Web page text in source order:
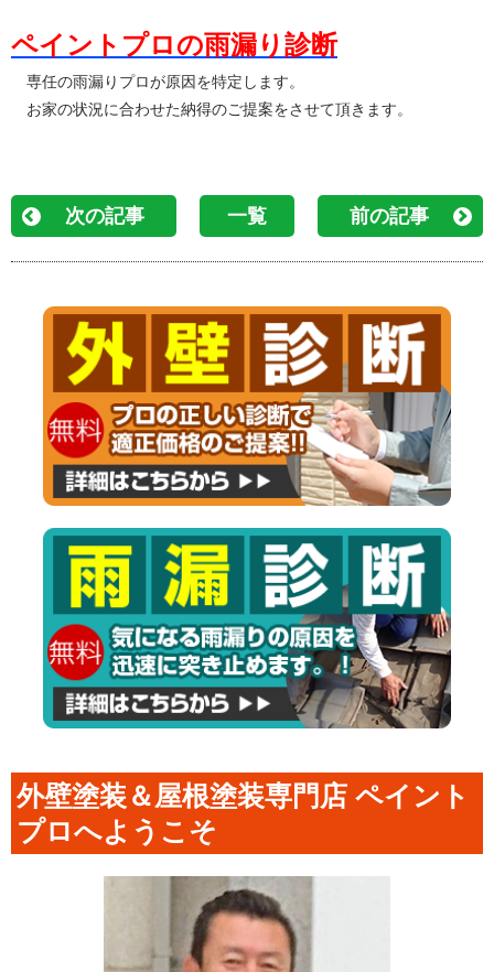
ペイントプロの雨漏り診断
専任の雨漏りプロが原因を特定します。
お家の状況に合わせた納得のご提案をさせて頂きます。
次の記事 一覧 前の記事
外壁塗装＆屋根塗装専門店 ペイント
プロへようこそ